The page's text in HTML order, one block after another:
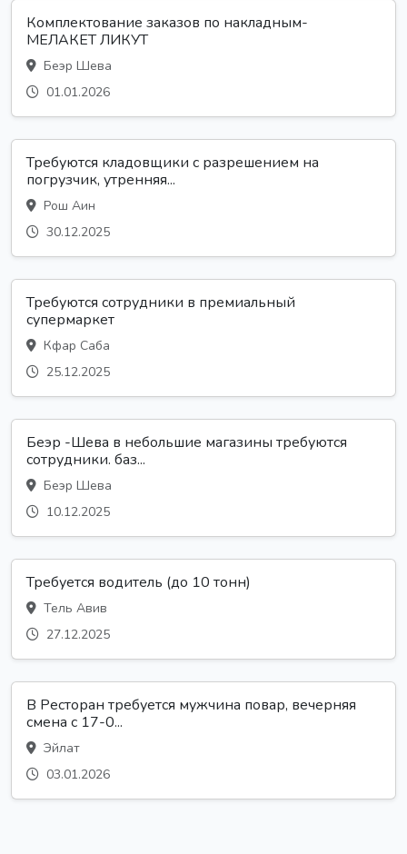
Комплектование заказов по накладным-
МЕЛАКЕТ ЛИКУТ
Беэр Шева
01.01.2026
Требуются кладовщики с разрешением на
погрузчик, утренняя...
Рош Аин
30.12.2025
Требуются сотрудники в премиальный
супермаркет
Кфар Саба
25.12.2025
Беэр -Шева в небольшие магазины требуются
сотрудники. баз...
Беэр Шева
10.12.2025
Требуется водитель (до 10 тонн)
Тель Авив
27.12.2025
В Ресторан требуется мужчина повар, вечерняя
смена с 17-0...
Эйлат
03.01.2026